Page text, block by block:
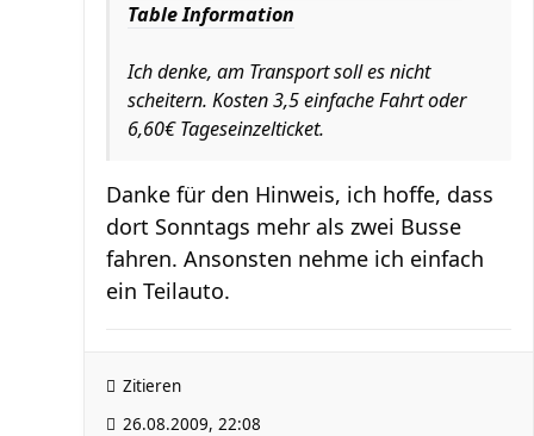
Table Information
Ich denke, am Transport soll es nicht
scheitern. Kosten 3,5 einfache Fahrt oder
6,60€ Tageseinzelticket.
Danke für den Hinweis, ich hoffe, dass
dort Sonntags mehr als zwei Busse
fahren. Ansonsten nehme ich einfach
ein Teilauto.
Zitieren
26.08.2009, 22:08